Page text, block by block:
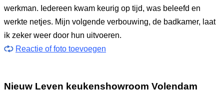
werkman. Iedereen kwam keurig op tijd, was beleefd en
werkte netjes. Mijn volgende verbouwing, de badkamer, laat
ik zeker weer door hun uitvoeren.
Reactie of foto toevoegen
Nieuw Leven keukenshowroom Volendam